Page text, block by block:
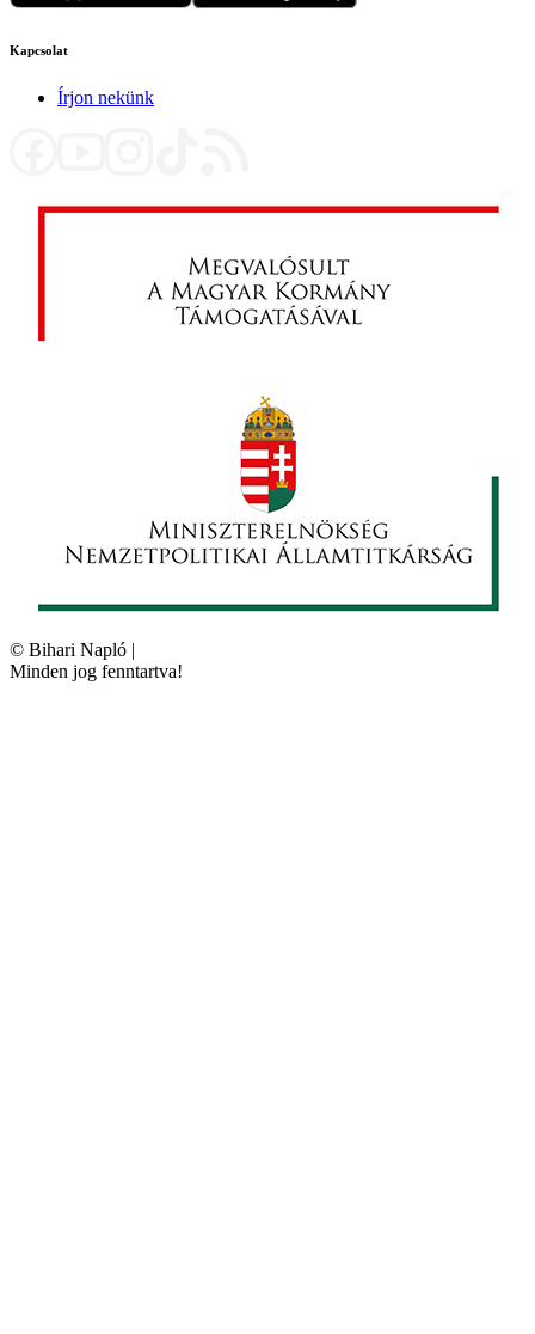
Kapcsolat
Írjon nekünk
© Bihari Napló |
Minden jog fenntartva!